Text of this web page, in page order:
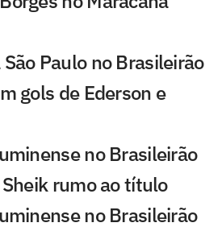
Paulo no Brasileirão
gols de Ederson e
no Brasileirão
rumo ao título
no Brasileirão